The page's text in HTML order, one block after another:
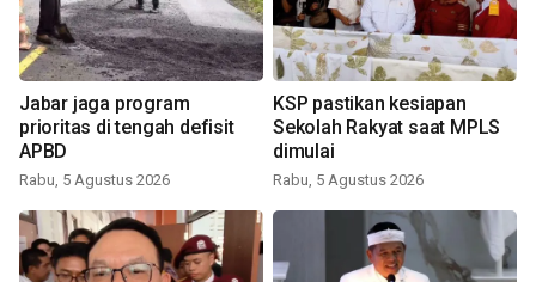
Jabar jaga program
prioritas di tengah defisit
APBD
Rabu, 5 Agustus 2026
KSP pastikan kesiapan
Sekolah Rakyat saat MPLS
dimulai
Rabu, 5 Agustus 2026